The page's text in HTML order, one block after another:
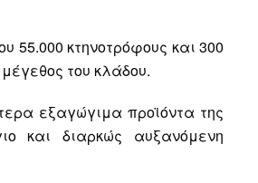
55.000 κτηνοτρόφους και 300
του κλάδου.
εξαγώγιμα προϊόντα της
και διαρκώς αυξανόμενη